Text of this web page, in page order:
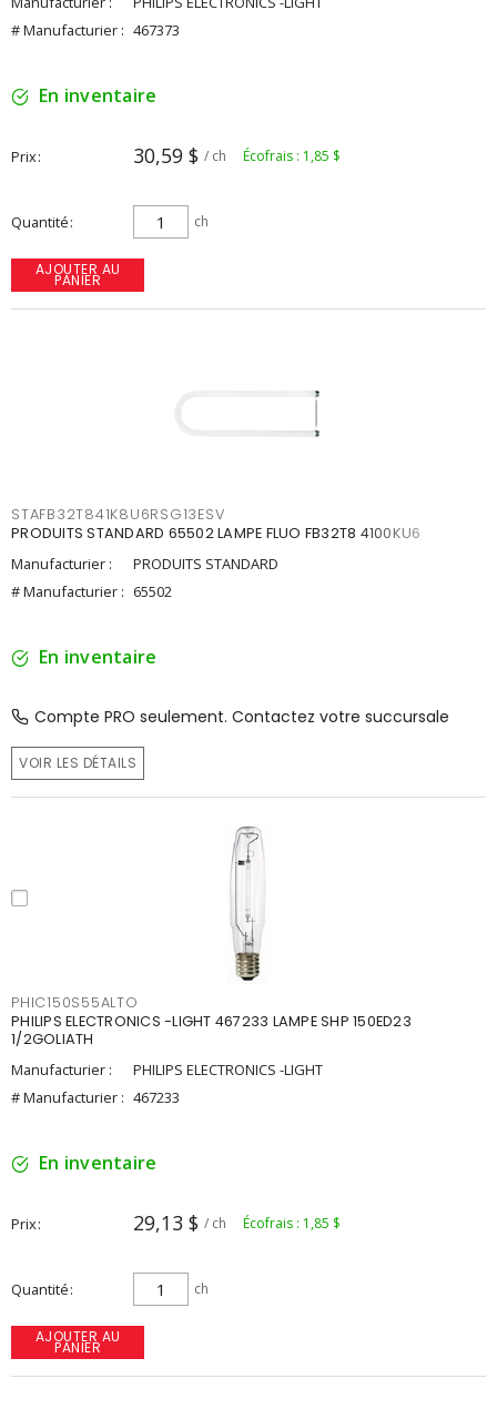
# Manufacturier : 467373
En inventaire
Prix 30,59 $ / ch Écofrais : 1,85 $
Quantité ch
AJOUTER AU
PANIER
STAFB32T841K8U6RSG13ESV
PRODUITS STANDARD 65502 LAMPE FLUO FB32T8 4100KU6
Manufacturier :
PRODUITS STANDARD
# Manufacturier : 65502
En inventaire
Compte PRO seulement. Contactez votre succursale
VOIR LES DÉTAILS
PHIC150S55ALTO
PHILIPS ELECTRONICS -LIGHT 467233 LAMPE SHP 150ED23
1/2GOLIATH
Manufacturier :
PHILIPS ELECTRONICS -LIGHT
# Manufacturier : 467233
En inventaire
Prix 29,13 $ / ch Écofrais : 1,85 $
Quantité ch
AJOUTER AU
PANIER